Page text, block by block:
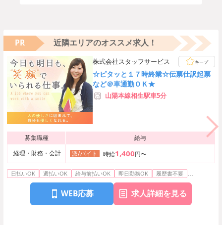
PR 近隣エリアのオススメ求人！
株式会社スタッフサービス キープ
☆ピタッと１７時終業☆伝票仕訳起票
など＠車通勤ＯＫ★
山陽本線相生駅車5分
募集職種
給与
経理・財務・会計
派/バイト 時給1,400円〜
日払いOK 週払いOK 給与前払いOK 即日勤務OK 履歴書不要 ...
WEB応募 求人詳細を見る